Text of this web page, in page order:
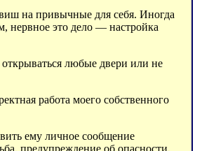
на привычные для себя. Иногда
нервное это дело — настройка
открываться любые двери или не
работа моего собственного
ему личное сообщение
предупреждение об опасности,